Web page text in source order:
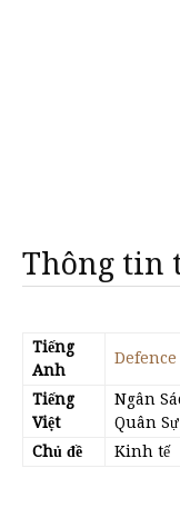
Thông tin
Tiếng
Anh
Tiếng
Việt
Ngân
Quân Sự
Chủ đề
Kinh tế